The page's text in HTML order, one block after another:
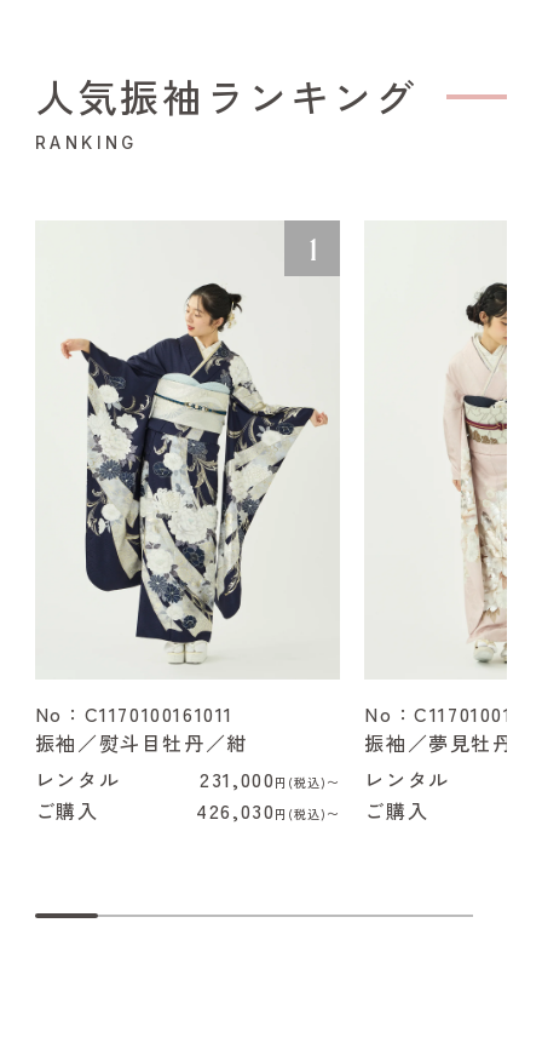
人気振袖ランキング
RANKING
No：C1170100161011
振袖／熨斗目牡丹／紺
レンタル
231,000 円(税込)〜
ご購入 426,030 円(税込)〜
No：
振袖／夢見牡丹／
レンタル
ご購入